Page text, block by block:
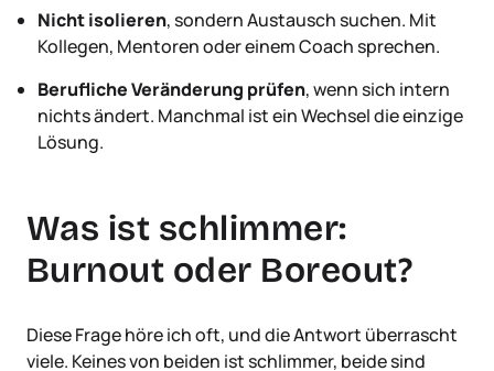
Nicht isolieren, sondern Austausch suchen. Mit
Kollegen, Mentoren oder einem Coach sprechen.
Berufliche Veränderung prüfen, wenn sich intern
nichts ändert. Manchmal ist ein Wechsel die einzige
Lösung.
Was ist schlimmer:
Burnout oder Boreout?
Diese Frage höre ich oft, und die Antwort überrascht
viele. Keines von beiden ist schlimmer, beide sind